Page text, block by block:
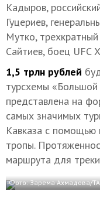
Кадыров,
Гуцериев,
Мутко,
Сайтиев, боец UFC
1,5 трлн рублей
турсхемы
представлена на
самых значимых
Кавказа с помощью
тропы.
маршрута для
Фото: Зарема Ахмадова/